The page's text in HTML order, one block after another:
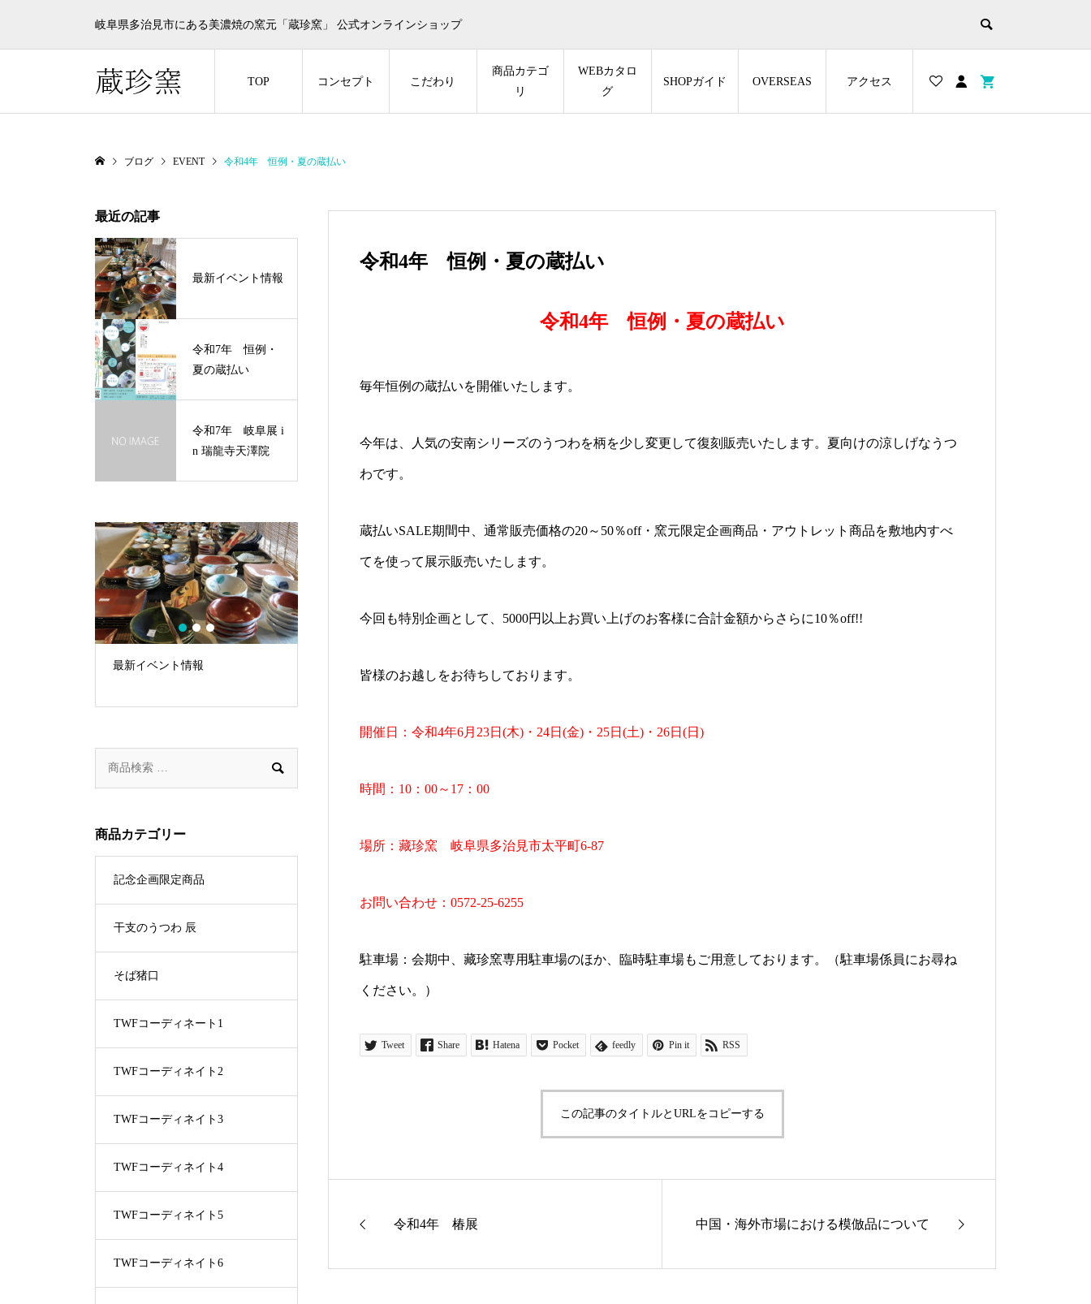
岐阜県多治見市にある美濃焼の窯元「蔵珍窯」 公式オンラインショップ
TOP コンセプト こだわり
商品カテゴ
リ
WEBカタロ
グ
SHOPガイド OVERSEAS アクセス
ブログ EVENT 令和4年 恒例・夏の蔵払い
令和4年 恒例・夏の蔵払い
令和4年 恒例・夏の蔵払い
毎年恒例の蔵払いを開催いたします。
今年は、人気の安南シリーズのうつわを柄を少し変更して復刻販売いたします。夏向けの涼しげなうつ
わです。
蔵払いSALE期間中、通常販売価格の20～50％off・窯元限定企画商品・アウトレット商品を敷地内すべ
てを使って展示販売いたします。
今回も特別企画として、5000円以上お買い上げのお客様に合計金額からさらに10％off!!
皆様のお越しをお待ちしております。
開催日：令和4年6月23日(木)・24日(金)・25日(土)・26日(日)
時間：10：00～17：00
場所：藏珍窯 岐阜県多治見市太平町6-87
お問い合わせ：0572-25-6255
駐車場：会期中、藏珍窯専用駐車場のほか、臨時駐車場もご用意しております。（駐車場係員にお尋ね
ください。）
Tweet Share Hatena Pocket feedly Pin it RSS
この記事のタイトルとURLをコピーする
令和4年 椿展 中国・海外市場における模倣品について
最近の記事
最新イベント情報
令和7年 恒例・
夏の蔵払い
令和7年 岐阜展 i
n 瑞龍寺天澤院
最新イベント情報
院
1 2 3

商品カテゴリー
記念企画限定商品
干支のうつわ 辰
そば猪口
TWFコーディネート1
TWFコーディネイト2
TWFコーディネイト3
TWFコーディネイト4
TWFコーディネイト5
TWFコーディネイト6